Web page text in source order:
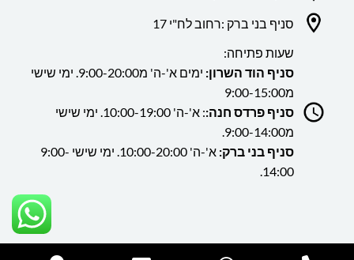
סניף בני ברק :רחוב לח"י 17
שעות פתיחה:
סניף הוד השרון:
ימים א'-ה' מ9:00-20:00. ימי שישי
מ9:00-15:00
סניף פרדס חנה:
: א'-ה' 10:00-19:00. ימי שישי
מ9:00-14:00.
סניף בני ברק:
א'-ה' 10:00-20:00. ימי שישי 9:00-
14:00.